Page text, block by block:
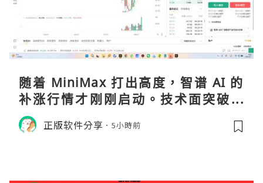
随着 MiniMax 打出高度，智谱 AI 的
补涨行情才刚刚启动。技术面突破在
即，基本面逻辑硬朗，目标先看 170，
顺势做多，在巨头上市潮来临前享受泡
正版软件分享 5小時前